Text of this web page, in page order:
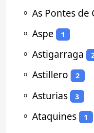
⚬ As Pontes de
⚬ Aspe 1
⚬ Astigarraga
⚬ Astillero 2
⚬ Asturias 3
⚬ Ataquines 1